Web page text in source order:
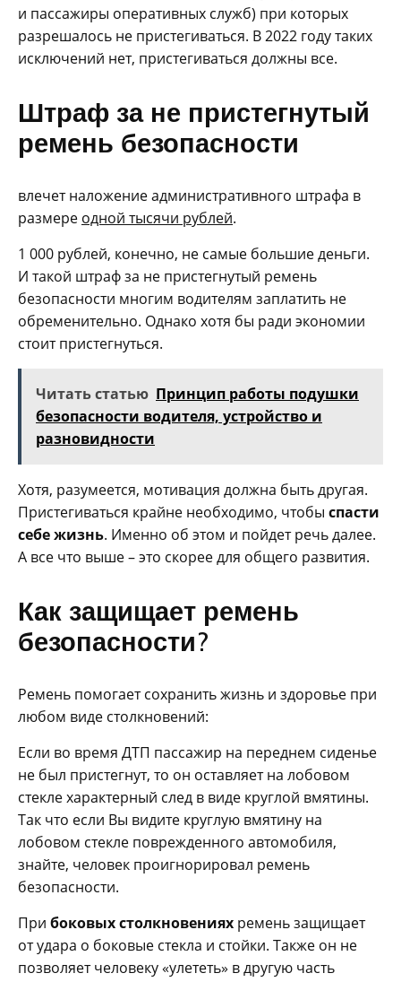
и пассажиры оперативных служб) при которых
разрешалось не пристегиваться. В 2022 году таких
исключений нет, пристегиваться должны все.
Штраф за не пристегнутый
ремень безопасности
влечет наложение административного штрафа в
размере одной тысячи рублей.
1 000 рублей, конечно, не самые большие деньги.
И такой штраф за не пристегнутый ремень
безопасности многим водителям заплатить не
обременительно. Однако хотя бы ради экономии
стоит пристегнуться.
Читать статью Принцип работы подушки
безопасности водителя, устройство и
разновидности
Хотя, разумеется, мотивация должна быть другая.
Пристегиваться крайне необходимо, чтобы спасти
себе жизнь. Именно об этом и пойдет речь далее.
А все что выше – это скорее для общего развития.
Как защищает ремень
безопасности?
Ремень помогает сохранить жизнь и здоровье при
любом виде столкновений:
Если во время ДТП пассажир на переднем сиденье
не был пристегнут, то он оставляет на лобовом
стекле характерный след в виде круглой вмятины.
Так что если Вы видите круглую вмятину на
лобовом стекле поврежденного автомобиля,
знайте, человек проигнорировал ремень
безопасности.
При боковых столкновениях ремень защищает
от удара о боковые стекла и стойки. Также он не
позволяет человеку «улететь» в другую часть